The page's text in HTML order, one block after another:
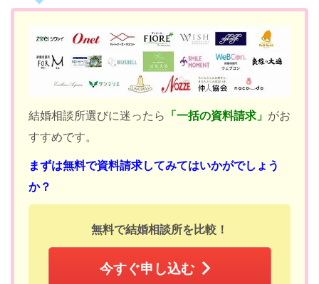
結婚相談所選びに迷ったら 「一括の資料請求」 がお
すすめです。
まずは無料で資料請求してみてはいかがでしょう
か？
無料で結婚相談所を比較！
今すぐ申し込む